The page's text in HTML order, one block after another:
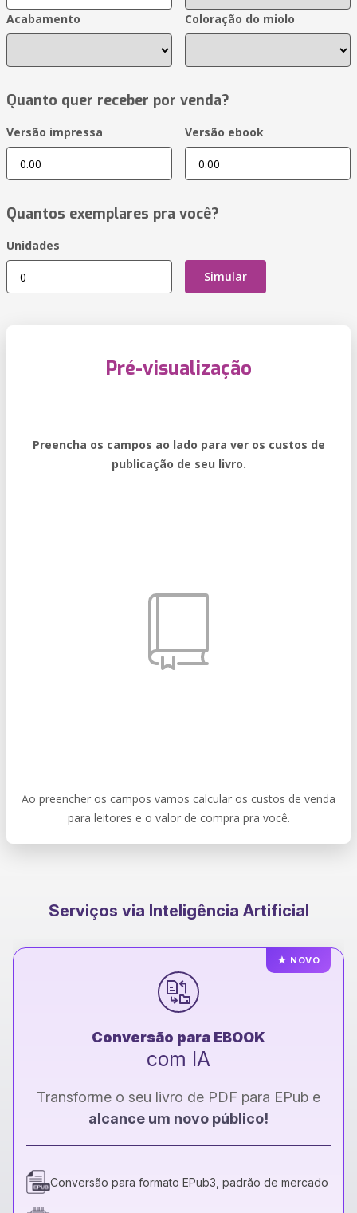
Acabamento Coloração do miolo
Quanto quer receber por venda?
Versão impressa Versão ebook
Quantos exemplares pra você?
Unidades
Simular
Pré-visualização
Preencha os campos ao lado para ver os custos de
publicação de seu livro.
Ao preencher os campos vamos calcular os custos de venda
para leitores e o valor de compra pra você.
Serviços via Inteligência Artificial
★ NOVO
Conversão para EBOOK
com IA
Transforme o seu livro de PDF para EPub e
alcance um novo público!
Conversão para formato EPub3, padrão de mercado